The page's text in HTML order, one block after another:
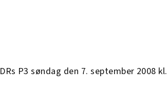
DRs P3 søndag den 7. september 2008 kl.